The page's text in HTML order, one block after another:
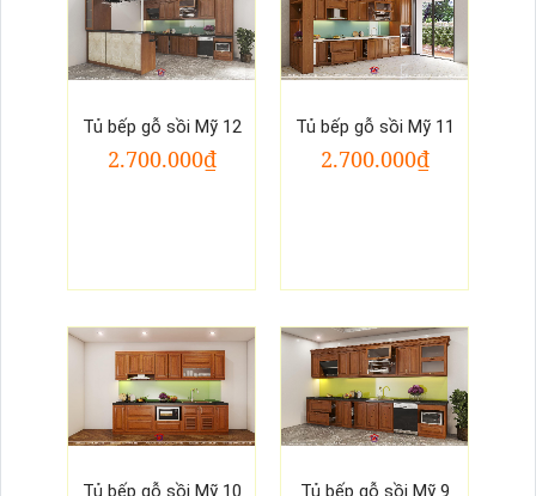
Tủ bếp gỗ sồi Mỹ 12
2.700.000₫
Tủ bếp gỗ sồi Mỹ 11
2.700.000₫